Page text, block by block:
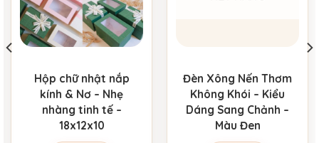
Hộp chữ nhật nắp
kính & Nơ – Nhẹ
nhàng tinh tế –
18x12x10
Đèn Xông Nến Thơm
Không Khói – Kiểu
Dáng Sang Chảnh –
Màu Đen